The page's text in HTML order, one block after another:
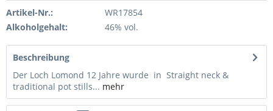
Artikel-Nr.:
WR17854
Alkoholgehalt:
46% vol.
Beschreibung
Der Loch Lomond 12 Jahre wurde in Straight neck &
traditional pot stills... mehr